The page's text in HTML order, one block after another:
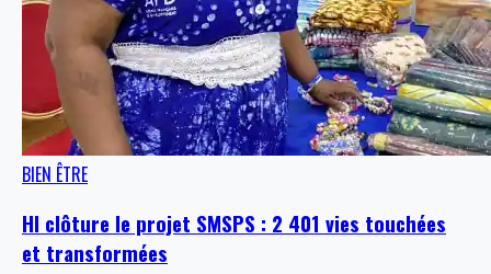
BIEN ÊTRE
HI clôture le projet SMSPS : 2 401 vies touchées
et transformées